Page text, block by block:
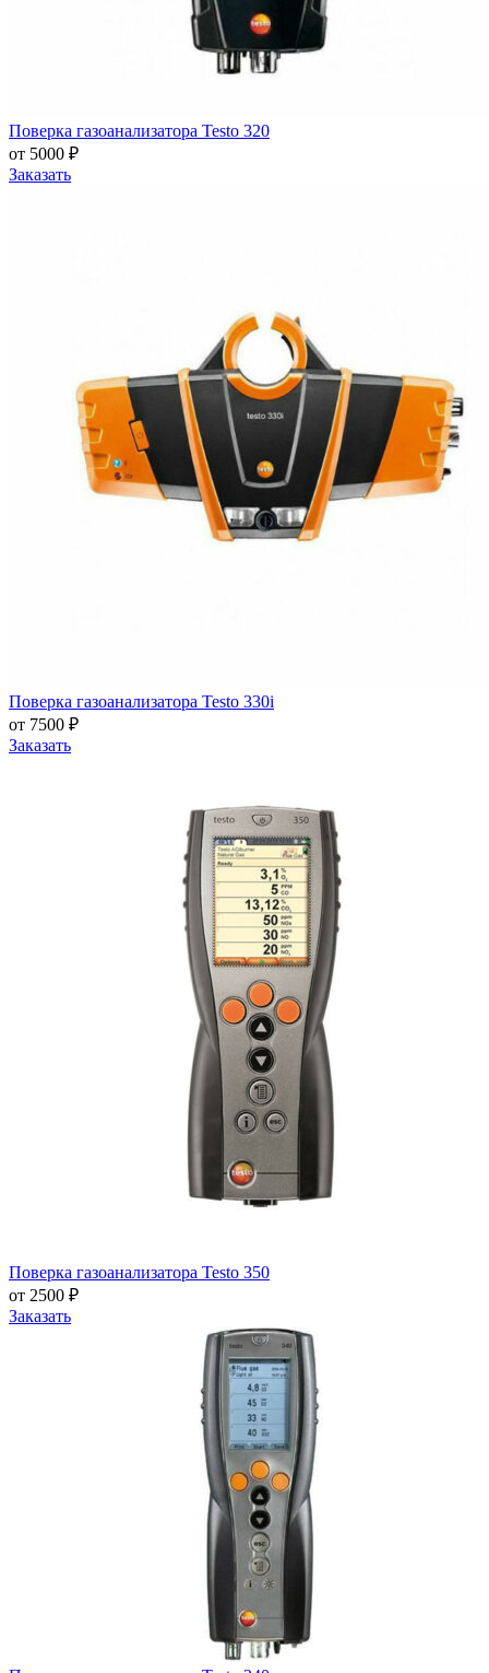
Поверка газоанализатора Testo 320
от 5000 ₽
Заказать
Поверка газоанализатора Testo 330i
от 7500 ₽
Заказать
Поверка газоанализатора Testo 350
от 2500 ₽
Заказать